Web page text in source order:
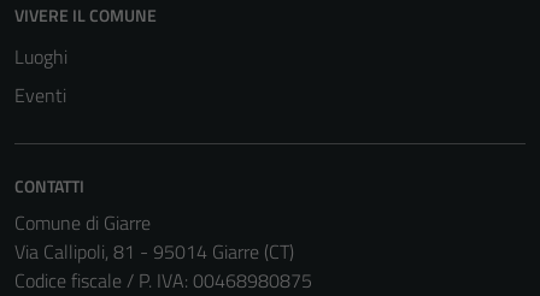
VIVERE IL COMUNE
Luoghi
Eventi
CONTATTI
Comune di Giarre
Via Callipoli, 81 - 95014 Giarre (CT)
Codice fiscale / P. IVA: 00468980875
essere
informazioni